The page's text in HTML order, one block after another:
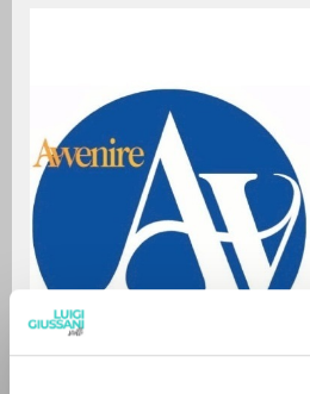
0DOCUMENTI
RISULTATI